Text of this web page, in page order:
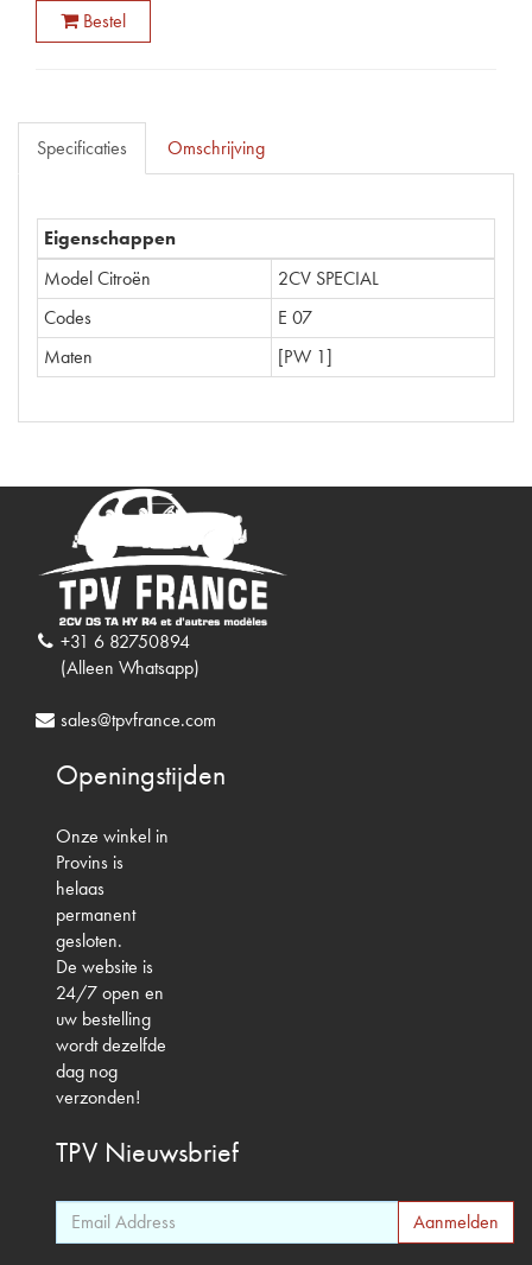
Bestel
Specificaties Omschrijving
Eigenschappen
Model Citroën
2CV SPECIAL
Codes
E 07
Maten
[PW 1]
+31 6 82750894
(Alleen Whatsapp)
sales@tpvfrance.com
Openingstijden
Onze winkel in
Provins is
helaas
permanent
gesloten.
De website is
24/7 open en
uw bestelling
wordt dezelfde
dag nog
verzonden!
TPV Nieuwsbrief